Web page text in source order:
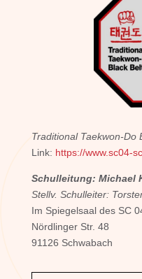
Traditional Taekwon-Do
Link: https://www.sc04-
Schulleitung: Michael
Stellv. Schulleiter:
Im Spiegelsaal des SC
Nördlinger Str. 48
91126 Schwabach